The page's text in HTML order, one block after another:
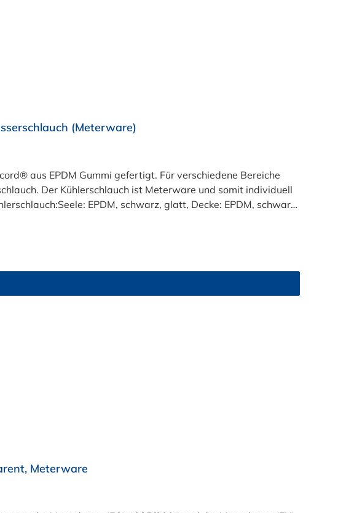
(Meterware)
aus EPDM Gummi gefertigt. Für verschiedene Bereiche
Der Kühlerschlauch ist Meterware und somit individuell
EPDM, schwarz, glatt, Decke: EPDM, schwarz,
40°C bis +125°C (Innen-Ø > 50mm:
Meterware